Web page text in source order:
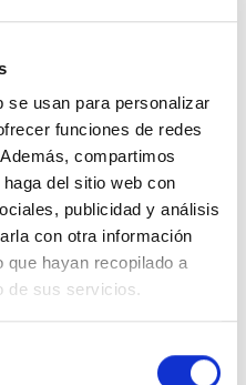
se usan para personalizar
funciones de redes
compartimos
del sitio web con
publicidad y análisis
con otra información
que hayan recopilado a
de sus servicios.
T GSde la serieLogus 90
eléctricos en una misma
granito y gris, creando un
estilos decorativos.
este marco permite organizar
eléctricos de forma
la instalación y el
GS